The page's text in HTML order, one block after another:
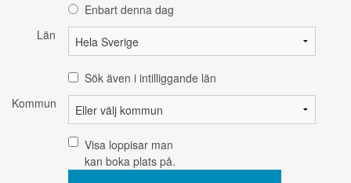
Enbart denna dag
Län
Sök även i intilliggande län
Kommun
Visa loppisar man
kan boka plats på.